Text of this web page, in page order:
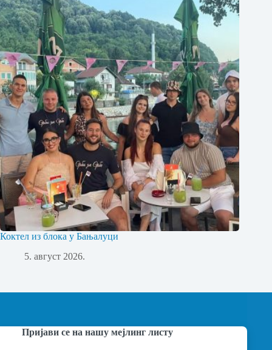
Коктел из блока у Бањалуци
5. август 2026.
Пријави се на нашу мејлинг листу